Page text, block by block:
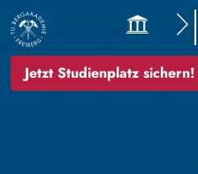
Jetzt Studienplatz sichern!